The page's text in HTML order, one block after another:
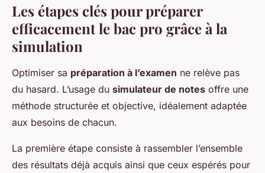
Les étapes clés pour préparer
efficacement le bac pro grâce à la
simulation
Optimiser sa préparation à l’examen ne relève pas
du hasard. L’usage du simulateur de notes offre une
méthode structurée et objective, idéalement adaptée
aux besoins de chacun.
La première étape consiste à rassembler l’ensemble
des résultats déjà acquis ainsi que ceux espérés pour